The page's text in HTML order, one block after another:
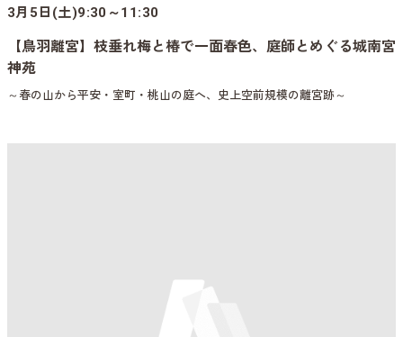
3月5日(土)9:30～11:30
【鳥羽離宮】枝垂れ梅と椿で一面春色、庭師とめぐる城南宮
神苑
～春の山から平安・室町・桃山の庭へ、史上空前規模の離宮跡～